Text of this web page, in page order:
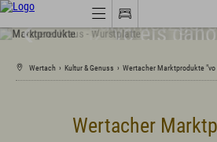
Webcams Veranstaltungen Wetter
Veranstaltungen
"vo eis
Kraus
Sennerei
Schönegger
Obere
Wertach › Kultur & Genuss › Wertacher Marktprodukte "vo
Wertacher